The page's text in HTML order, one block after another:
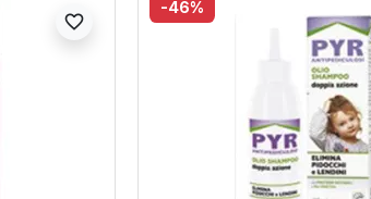
favorite_border
-46%